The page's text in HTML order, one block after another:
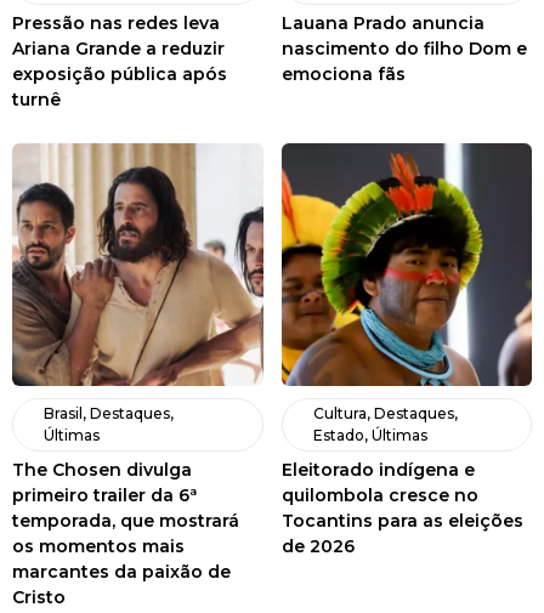
Pressão nas redes leva
Ariana Grande a reduzir
exposição pública após
turnê
Lauana Prado anuncia
nascimento do filho Dom e
emociona fãs
Brasil , Destaques,
Últimas
The Chosen divulga
primeiro trailer da 6ª
temporada, que mostrará
os momentos mais
marcantes da paixão de
Cristo
Cultura, Destaques,
Estado, Últimas
Eleitorado indígena e
quilombola cresce no
Tocantins para as eleições
de 2026